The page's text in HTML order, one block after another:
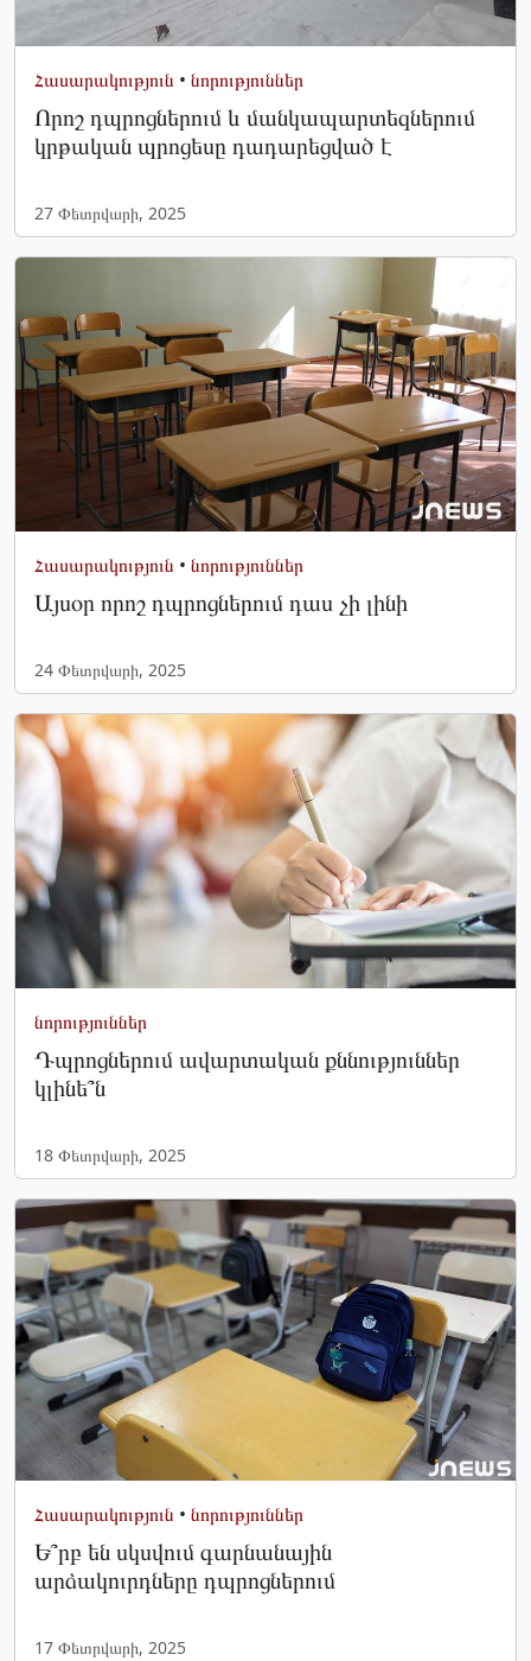
Հասարակություն • նորություններ
Որոշ դպրոցներում և մանկապարտեզներում
կրթական պրոցեսը դադարեցված է
27 Փետրվարի, 2025
Հասարակություն • նորություններ
Այսօր որոշ դպրոցներում դաս չի լինի
24 Փետրվարի, 2025
նորություններ
Դպրոցներում ավարտական քննություններ
կլինե՞ն
18 Փետրվարի, 2025
Հասարակություն • նորություններ
Ե՞րբ են սկսվում գարնանային
արձակուրդները դպրոցներում
17 Փետրվարի, 2025